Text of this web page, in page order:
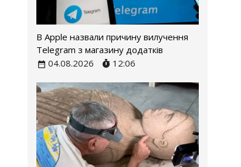
В Apple назвали причину вилучення
Telegram з магазину додатків
04.08.2026
12:06